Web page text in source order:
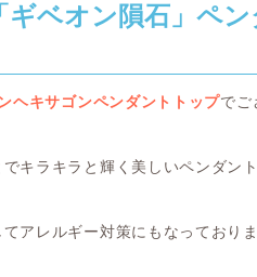
ベオン隕石」ペン
ヘキサゴンペンダントトップでご
キラキラと輝く美しいペンダン
アレルギー対策にもなっておりま